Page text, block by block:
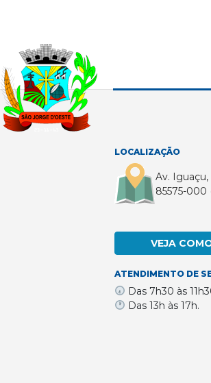
LOCALIZAÇÃO
Av.
85575-000
VEJA
ATENDIMENTO DE
Das 7h30 às
Das 13h às 17h.